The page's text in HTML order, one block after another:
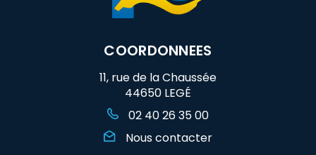
COORDONNEES
11, rue de la Chaussée
44650 LEGÉ
02 40 26 35 00
Nous contacter